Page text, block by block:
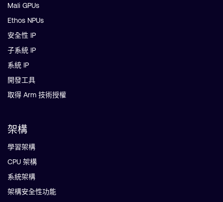
Mali GPUs
Ethos NPUs
安全性 IP
子系統 IP
系統 IP
開發工具
取得 Arm 技術授權
架構
學習架構
CPU 架構
系統架構
架構安全性功能